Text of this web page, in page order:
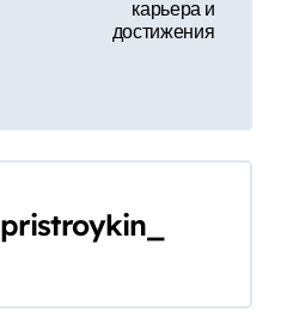
карьера и
достижения
pristroykin_